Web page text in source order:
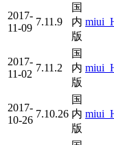
2017-
11-09
7.11.9
国
内
版
2017-
11-02
7.11.2
国
内
版
2017-
10-26
7.10.26
国
内
版